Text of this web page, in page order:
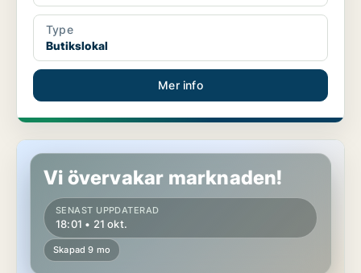
Type
Butikslokal
Mer info
Butikslokal på Södermalm
Vi övervakar marknaden!
SENAST UPPDATERAD
18:01 • 21 okt.
Skapad 9 mo